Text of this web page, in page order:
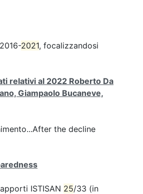
2021, focalizzandosi
relativi al 2022 Roberto Da
Giampaolo Bucaneve,
the decline
ISTISAN 25/33 (in